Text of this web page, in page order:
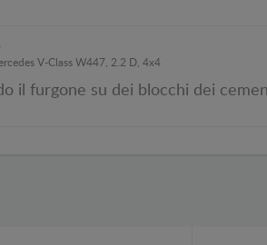
V-Class W447, 2.2 D, 4x4
il furgone su dei blocchi dei